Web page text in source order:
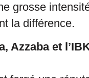
grosse
la différence.
Azzaba et